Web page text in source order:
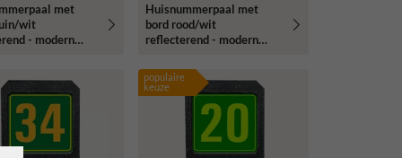
met
wit
- modern
Huisnummerpaal met
bord rood/wit
reflecterend - modern
populaire
keuze